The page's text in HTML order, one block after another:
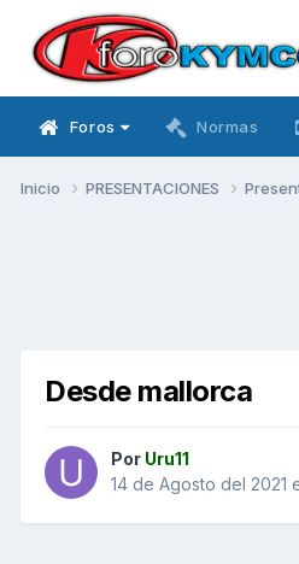
Foros Normas
Inicio PRESENTACIONES
Desde mallorca
Por Uru11
14 de Agosto del 2021